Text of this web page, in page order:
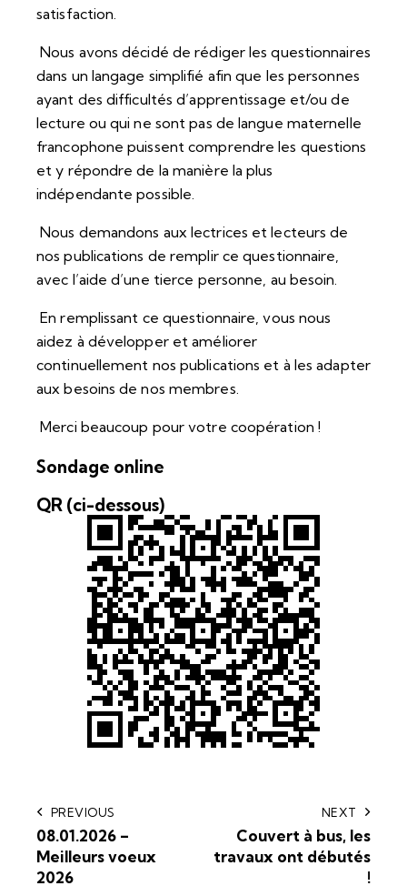
satisfaction.
Nous avons décidé de rédiger les questionnaires
dans un langage simplifié afin que les personnes
ayant des difficultés d’apprentissage et/ou de
lecture ou qui ne sont pas de langue maternelle
francophone puissent comprendre les questions
et y répondre de la manière la plus
indépendante possible.
Nous demandons aux lectrices et lecteurs de
nos publications de remplir ce questionnaire,
avec l’aide d’une tierce personne, au besoin.
En remplissant ce questionnaire, vous nous
aidez à développer et améliorer
continuellement nos publications et à les adapter
aux besoins de nos membres.
Merci beaucoup pour votre coopération !
Sondage online
QR (ci-dessous)
PREVIOUS
08.01.2026 –
Meilleurs voeux
2026
NEXT
Couvert à bus, les
travaux ont débutés
!